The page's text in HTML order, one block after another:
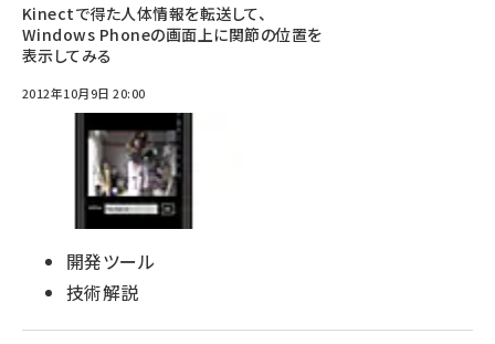
Kinectで得た人体情報を転送して、
Windows Phoneの画面上に関節の位置を
表示してみる
2012年10月9日 20:00
開発ツール
技術解説